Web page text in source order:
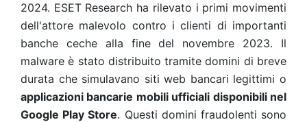
2024. ESET Research ha rilevato i primi movimenti
dell'attore malevolo contro i clienti di importanti
banche ceche alla fine del novembre 2023. Il
malware è stato distribuito tramite domini di breve
durata che simulavano siti web bancari legittimi o
applicazioni bancarie mobili ufficiali disponibili nel
Google Play Store. Questi domini fraudolenti sono